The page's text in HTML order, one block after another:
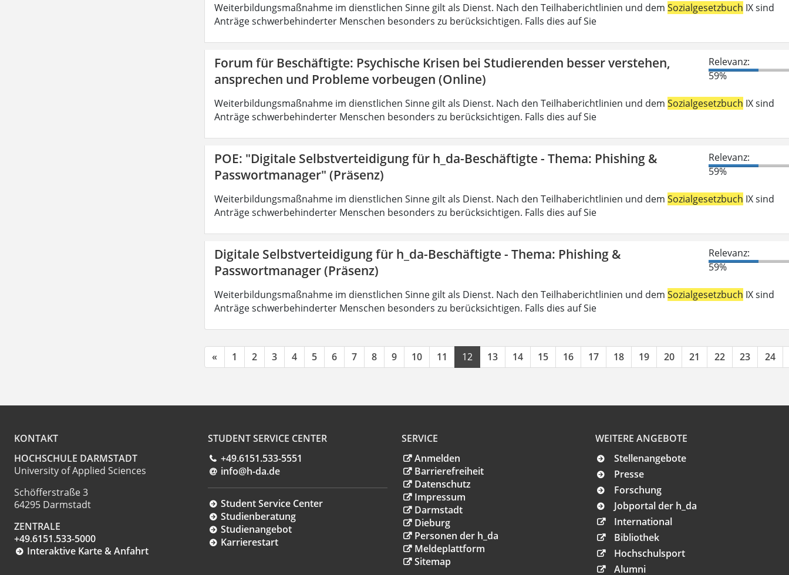
Weiterbildungsmaßnahme im dienstlichen Sinne gilt als Dienst. Nach den Teilhaberichtlinien und dem Sozialgesetzbuch IX sind
Anträge schwerbehinderter Menschen besonders zu berücksichtigen. Falls dies auf Sie
Forum für Beschäftigte: Psychische Krisen bei Studierenden besser verstehen,
ansprechen und Probleme vorbeugen (Online)
Relevanz:
59%
Weiterbildungsmaßnahme im dienstlichen Sinne gilt als Dienst. Nach den Teilhaberichtlinien und dem Sozialgesetzbuch IX sind
Anträge schwerbehinderter Menschen besonders zu berücksichtigen. Falls dies auf Sie
POE: "Digitale Selbstverteidigung für h_da-Beschäftigte - Thema: Phishing &
Passwortmanager" (Präsenz)
Relevanz:
59%
Weiterbildungsmaßnahme im dienstlichen Sinne gilt als Dienst. Nach den Teilhaberichtlinien und dem Sozialgesetzbuch IX sind
Anträge schwerbehinderter Menschen besonders zu berücksichtigen. Falls dies auf Sie
Digitale Selbstverteidigung für h_da-Beschäftigte - Thema: Phishing &
Passwortmanager (Präsenz)
Relevanz:
59%
Weiterbildungsmaßnahme im dienstlichen Sinne gilt als Dienst. Nach den Teilhaberichtlinien und dem Sozialgesetzbuch IX sind
Anträge schwerbehinderter Menschen besonders zu berücksichtigen. Falls dies auf Sie
« 1 2 3 4 5 6 7 8 9 10 11 12 13 14 15 16 17 18 19 20 21 22 23 24
KONTAKT
HOCHSCHULE DARMSTADT
University of Applied Sciences
Schöfferstraße 3
64295 Darmstadt
ZENTRALE
+49.6151.533-5000
Interaktive Karte & Anfahrt
STUDENT SERVICE CENTER
+49.6151.533-5551
info@h-da.de
Student Service Center
Studienberatung
Studienangebot
Karrierestart
SERVICE
Anmelden
Barrierefreiheit
Datenschutz
Impressum
Darmstadt
Dieburg
Personen der h_da
Meldeplattform
Sitemap
WEITERE ANGEBOTE
Stellenangebote
Presse
Forschung
Jobportal der h_da
International
Bibliothek
Hochschulsport
Alumni